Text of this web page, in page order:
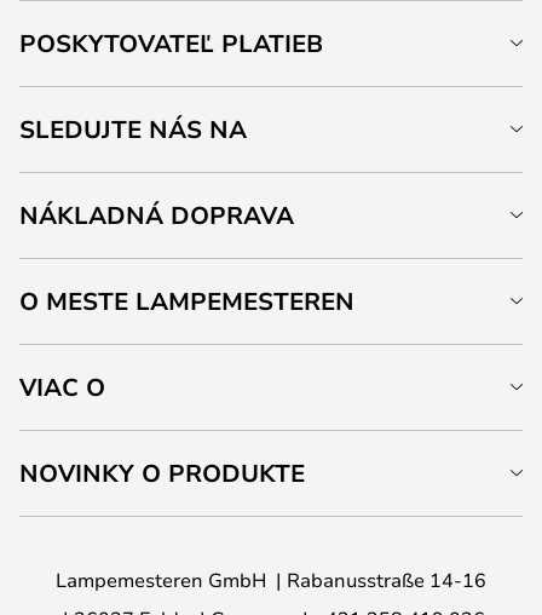
POSKYTOVATEĽ PLATIEB
SLEDUJTE NÁS NA
NÁKLADNÁ DOPRAVA
O MESTE LAMPEMESTEREN
VIAC O
NOVINKY O PRODUKTE
Lampemesteren GmbH
Rabanusstraße 14-16